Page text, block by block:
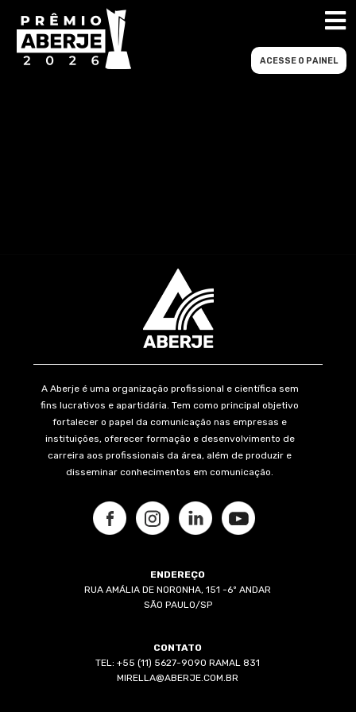
ACESSE O PAINEL
A Aberje é uma organização profissional e científica sem
fins lucrativos e apartidária. Tem como principal objetivo
fortalecer o papel da comunicação nas empresas e
instituições, oferecer formação e desenvolvimento de
carreira aos profissionais da área, além de produzir e
disseminar conhecimentos em comunicação.
ENDEREÇO
RUA AMÁLIA DE NORONHA, 151 -6º ANDAR
SÃO PAULO/SP
CONTATO
TEL: +55 (11) 5627-9090 RAMAL 831
MIRELLA@ABERJE.COM.BR